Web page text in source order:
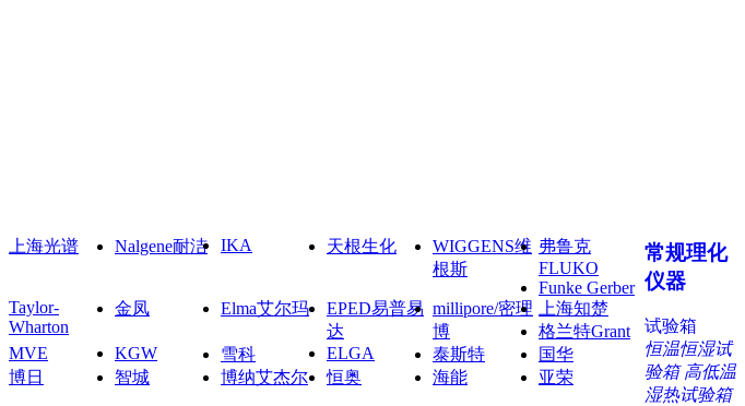
上海光谱 Nalgene耐洁 IKA 天根生化
WIGGENS维
根斯
弗鲁克
FLUKO
Funke Gerber
Taylor-
Wharton
金凤 Elma艾尔玛
EPED易普易
达
millipore/密理
博
上海知楚
格兰特Grant
MVE KGW 雪科 ELGA 泰斯特
国华
博日 智城 博纳艾杰尔 恒奥 海能
亚荣
常规理化
仪器
试验箱
恒温恒湿试
验箱 高低温
湿热试验箱